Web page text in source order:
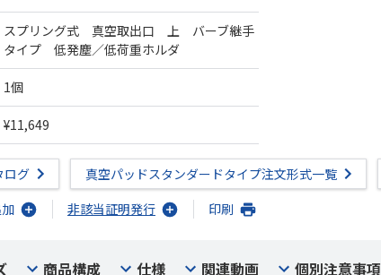
スプリング式 真空取出口 上 バーブ継手
タイプ 低発塵／低荷重ホルダ
1個
¥11,649
ログ 真空パッドスタンダードタイプ注文形式一覧
非該当証明発行 印刷
商品構成 仕様 関連動画 個別注意事項